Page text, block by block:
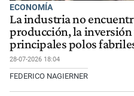
ECONOMÍA
La industria no
producción, la inversión
principales polos
28-07-2026 18:04
FEDERICO NAGIERNER